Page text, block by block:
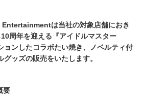
Entertainmentは当社の対象店舗におき
周年を迎える『アイドルマスター
ョンしたコラボたい焼き、ノベルティ付
ッズの販売をいたします。
要